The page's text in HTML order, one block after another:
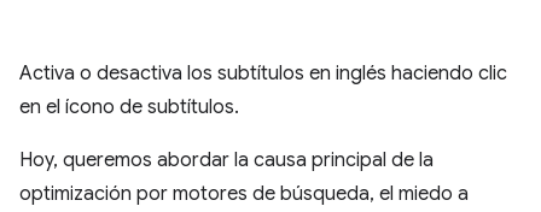
Activa o desactiva los subtítulos en inglés haciendo clic
en el ícono de subtítulos.
Hoy, queremos abordar la causa principal de la
optimización por motores de búsqueda, el miedo a